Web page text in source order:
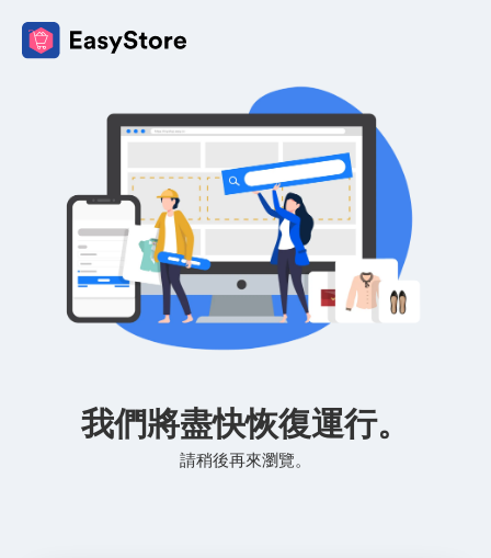
我們將盡快恢復運行。
請稍後再來瀏覽。